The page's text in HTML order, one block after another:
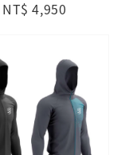
Sale
NT$ 4,950